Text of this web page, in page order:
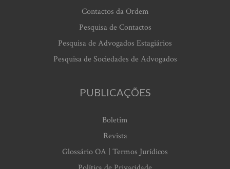
Contactos da Ordem
Pesquisa de Contactos
Pesquisa de Advogados Estagiários
Pesquisa de Sociedades de Advogados
PUBLICAÇÕES
Boletim
Revista
Glossário OA | Termos Jurídicos